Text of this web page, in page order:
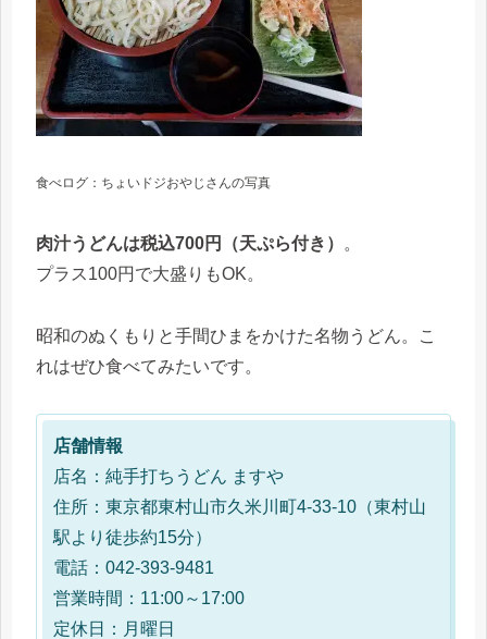
食べログ：ちょいドジおやじさんの写真
肉汁うどんは税込700円（天ぷら付き）
。
プラス100円で大盛りもOK。
昭和のぬくもりと手間ひまをかけた名物うどん。こ
れはぜひ食べてみたいです。
店舗情報
店名：純手打ちうどん ますや
住所：東京都東村山市久米川町4‑33‑10（東村山
駅より徒歩約15分）
電話：042-393-9481
営業時間：11:00～17:00
定休日：月曜日